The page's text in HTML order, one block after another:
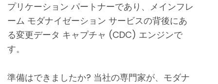
プリケーション パートナーであり、メインフレ
ーム モダナイゼーション サービスの背後にあ
る変更データ キャプチャ (CDC) エンジンで
す。
準備はできましたか? 当社の専門家が、モダナ